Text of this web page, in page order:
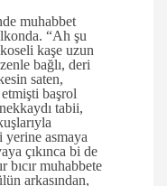
muhabbet
“Ah şu
kaşe uzun
bağlı, deri
saten,
başrol
tabii,
asmaya
çıkınca bi de
bıcır muhabbete
arkasından,